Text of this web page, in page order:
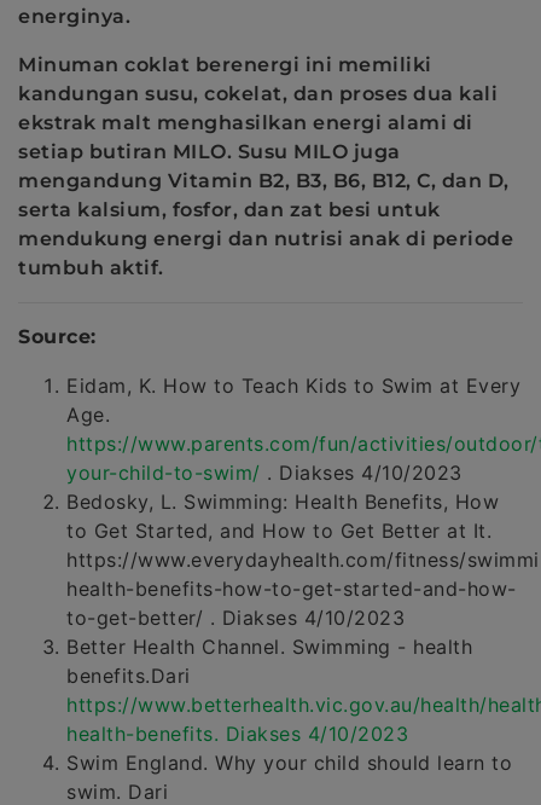
energinya.
Minuman coklat berenergi ini memiliki
kandungan susu, cokelat, dan proses dua kali
ekstrak malt menghasilkan energi alami di
setiap butiran MILO. Susu MILO juga
mengandung Vitamin B2, B3, B6, B12, C, dan D,
serta kalsium, fosfor, dan zat besi untuk
mendukung energi dan nutrisi anak di periode
tumbuh aktif.
Source:
Eidam, K. How to Teach Kids to Swim at Every
Age.
https://www.parents.com/fun/activities/
your-child-to-swim/ . Diakses 4/10/2023
Bedosky, L. Swimming: Health Benefits, How
to Get Started, and How to Get Better at It.
https://www.everydayhealth.com/fitness/
health-benefits-how-to-get-started-and-how-
to-get-better/ . Diakses 4/10/2023
Better Health Channel. Swimming - health
benefits.Dari
https://www.betterhealth.vic.gov.au/health/
health-benefits. Diakses 4/10/2023
Swim England. Why your child should learn to
swim. Dari